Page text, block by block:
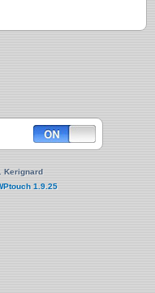
Kerignard
1.9.25